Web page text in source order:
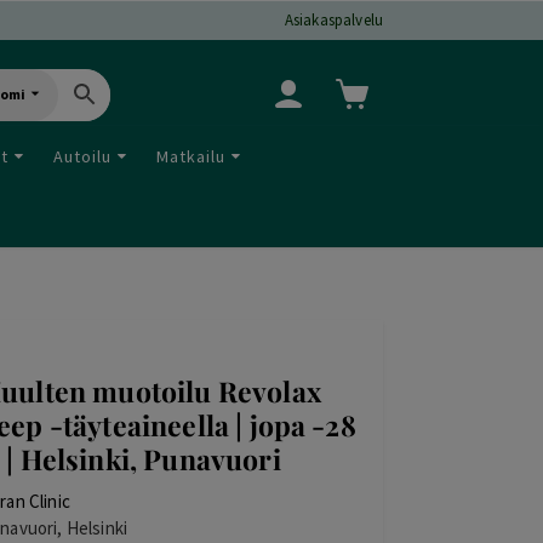
Asiakaspalvelu
Autoilu Matkailu
muotoilu Revolax
-täyteaineella | jopa -28
| Helsinki, Punavuori
Clinic
Helsinki